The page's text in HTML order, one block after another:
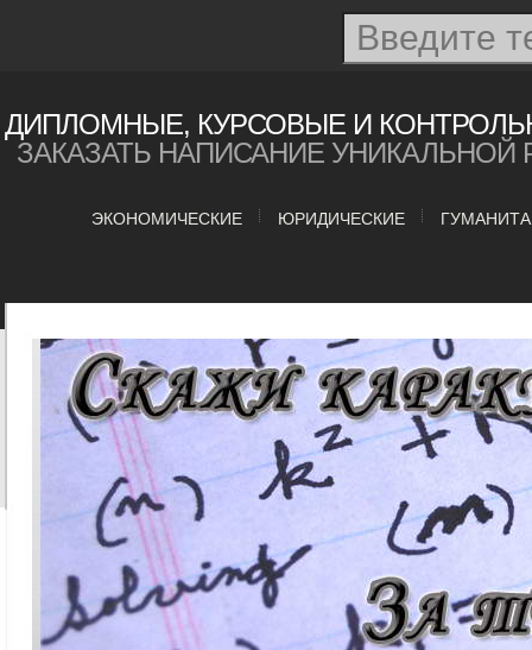
ДИПЛОМНЫЕ, КУРСОВЫЕ И
ЗАКАЗАТЬ НАПИСАНИЕ
ЭКОНОМИЧЕСКИЕ ЮРИДИЧЕСКИЕ